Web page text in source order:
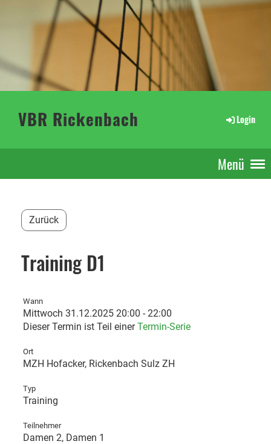
VBR Rickenbach Login
Menü
Zurück
Training D1
Wann
Mittwoch 31.12.2025 20:00 - 22:00
Dieser Termin ist Teil einerTermin-Serie
Ort
MZH Hofacker, Rickenbach Sulz ZH
Typ
Training
Teilnehmer
Damen 2, Damen 1